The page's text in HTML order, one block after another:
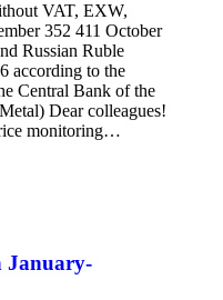
VAT, EXW,
352 411 October
Russian Ruble
according to the
Central Bank of the
Dear colleagues!
monitoring…
January-